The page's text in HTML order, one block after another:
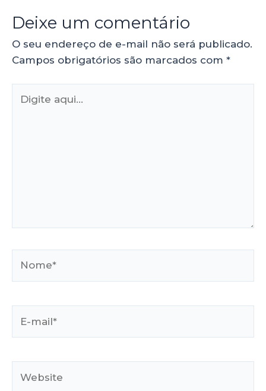
Deixe um comentário
O seu endereço de e-mail não será publicado.
Campos obrigatórios são marcados com *